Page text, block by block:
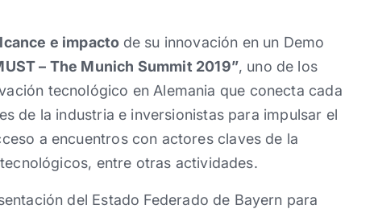
e impacto de su innovación en un Demo
– The Munich Summit 2019”, uno de los
tecnológico en Alemania que conecta cada
de la industria e inversionistas para impulsar el
a encuentros con actores claves de la
entre otras actividades.
del Estado Federado de Bayern para